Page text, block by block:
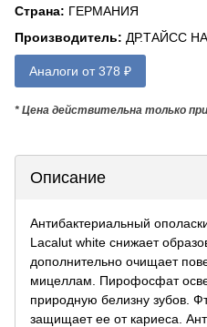
Страна: ГЕРМАНИЯ
Производитель: ДР.ТАЙСС
Аналоги от 378 ₽
* Цена действительна только
Описание
Антибактериальный
Lacalut white снижает
дополнительно очищает
мицеллам. Пирофосфат
природную белизну зубов.
защищает ее от кариеса.